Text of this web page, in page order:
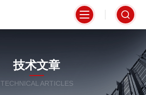
技术文章
TECHNICAL ARTICLES